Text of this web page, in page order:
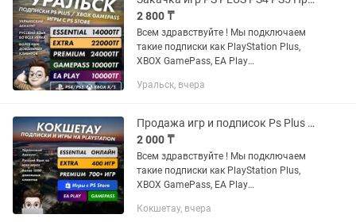
2 800 ₸
Всем здравствуйте ! Мы подключаем
такие подписки как PlayStation Plus,
XBOX GamePass, EA Play
XBOX STORE: FC25, WUKONG, ASTRO
DUTY...
Уральск, вчера
Продажа игр и подписок Ps Plus PS5 PS4 Xbox (GTA UFC MK EXTRA PREMIUM)
2 000 ₸
Всем здравствуйте ! Мы подключаем
такие подписки как PlayStation Plus,
XBOX GamePass, EA Play
XBOX STORE: FC25, WUKONG, ASTRO
Кокшетау, вчера